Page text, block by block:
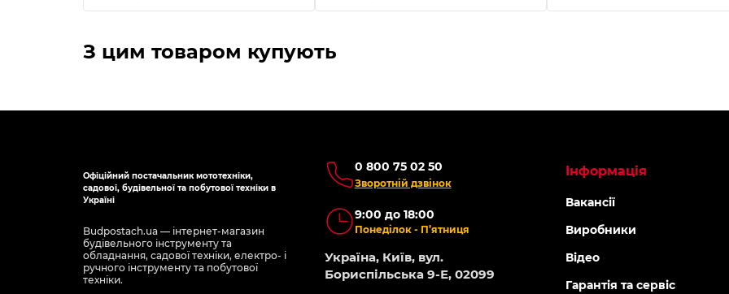
З цим товаром купують
Офіційний постачальник мототехніки,
садової, будівельної та побутової техніки в
Україні
Budpostach.ua — інтернет-магазин
будівельного інструменту та
обладнання, садової техніки, електро- і
ручного інструменту та побутової
техніки.
0 800 75 02 50
Зворотній дзвінок
9:00 до 18:00
Понеділок - П’ятниця
Україна, Київ, вул.
Бориспільська 9-Е, 02099
Інформація
Вакансії
Виробники
Відео
Гарантія та сервіс